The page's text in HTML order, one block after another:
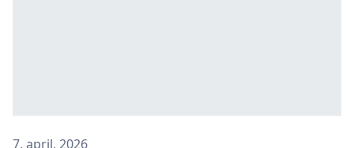
7. april, 2026